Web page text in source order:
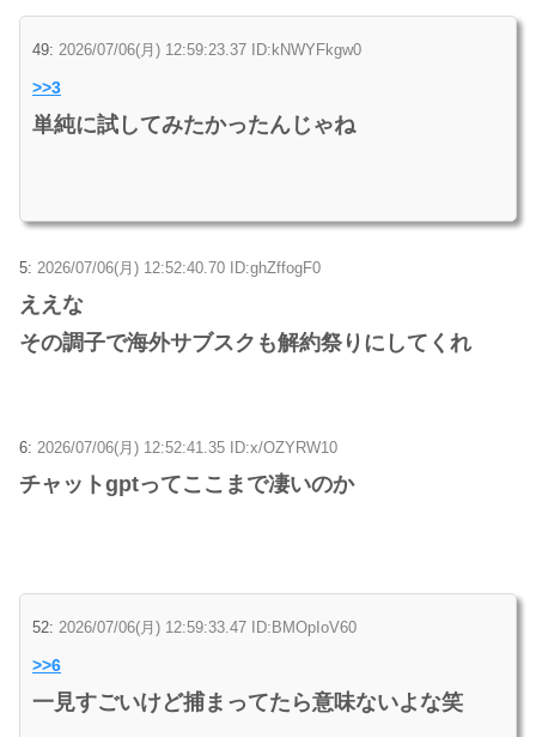
49: 2026/07/06(月) 12:59:23.37 ID:kNWYFkgw0
>>3
単純に試してみたかったんじゃね
5: 2026/07/06(月) 12:52:40.70 ID:ghZffogF0
ええな
その調子で海外サブスクも解約祭りにしてくれ
6: 2026/07/06(月) 12:52:41.35 ID:x/OZYRW10
チャットgptってここまで凄いのか
52: 2026/07/06(月) 12:59:33.47 ID:BMOpIoV60
>>6
一見すごいけど捕まってたら意味ないよな笑